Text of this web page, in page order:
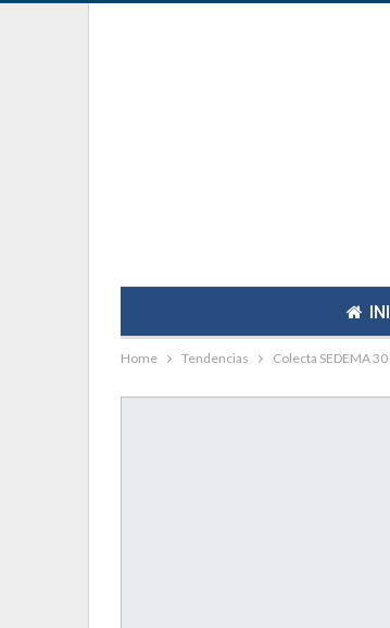
Home Tendencias Colecta SEDEMA